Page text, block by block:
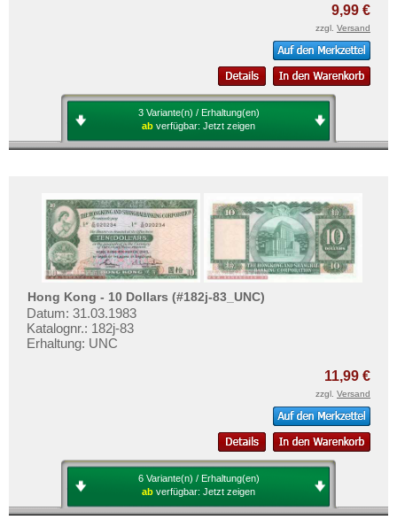
Malaya & Britisch Borneo
Malaysia
Malediven
Myanmar
Nagorny Karabach
Nepal
Niederländisch Indien
Nordkorea
Oman
Singapur
Sri Lanka
Liefer- und Versandkosten
Impressum
9,99 €
zzgl. Versand
3 Variante(n) / Erhaltung(en)
ab verfügbar: Jetzt zeigen
Hong Kong - 10 Dollars (#182j-83_UNC)
Datum: 31.03.1983
Katalognr.: 182j-83
Erhaltung: UNC
11,99 €
zzgl. Versand
6 Variante(n) / Erhaltung(en)
ab verfügbar: Jetzt zeigen